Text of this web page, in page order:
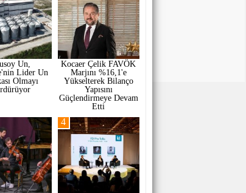
Un,
Lider Un
Olmayı
Kocaer Çelik FAVÖK
Marjını %16,1'e
Yükselterek Bilanço
Yapısını
Güçlendirmeye Devam
Etti
4